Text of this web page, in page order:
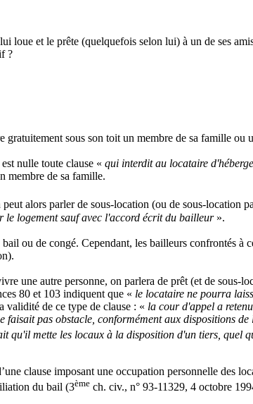
loue et le prête (quelquefois selon lui) à un de ses
?
sous son toit un membre de sa famille ou
nulle toute clause « qui interdit au locataire
membre de sa famille.
alors parler de sous-location (ou de sous-location
logement sauf avec l'accord écrit du bailleur».
ou de congé. Cependant, les bailleurs confrontés
une autre personne, on parlera de prêt (et de sous-
80 et 103 indiquent que « le locataire ne pourra
validité de ce type de clause : « la cour d'appel a
pas obstacle, conformément aux dispositions
qu'il mette les locaux à la disposition d'un tiers, quel
clause imposant une occupation personnelle des
du bail (3ème ch. civ., n° 93-11329, 4 octobre